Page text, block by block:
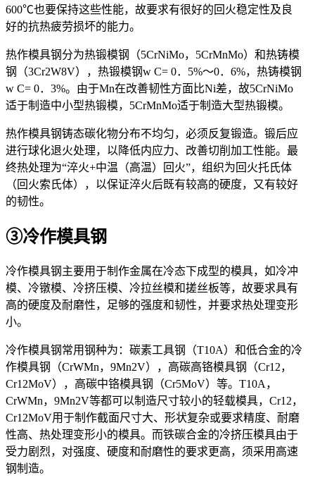
600℃也要保持这些性能，故要求有很好的回火稳定性及良
好的抗热疲劳损坏的能力。
热作模具钢分为热锻模钢（5CrNiMo，5CrMnMo）和热铸模
钢（3Cr2W8V），热锻模钢w C= 0．5%～0．6%，热铸模钢
w C= 0．3%。由于Mn在改善韧性方面比Ni差，故5CrNiMo
适于制造中小型热锻模，5CrMnMo适于制造大型热锻模。
热作模具钢铸态碳化物分布不均匀，必须反复锻造。锻后应
进行球化退火处理，以降低内应力、改善切削加工性能。最
终热处理为“淬火+中温（高温）回火”，组织为回火托氏体
（回火索氏体），以保证淬火后既有较高的硬度，又有较好
的韧性。
③冷作模具钢
冷作模具钢主要用于制作金属在冷态下成型的模具，如冷冲
模、冷镦模、冷挤压模、冷拉丝模和搓丝板等，故要求具有
高的硬度及耐磨性，足够的强度和韧性，并要求热处理变形
小。
冷作模具钢常用钢种为：碳素工具钢（T10A）和低合金的冷
作模具钢（CrWMn，9Mn2V），高碳高铬模具钢（Cr12，
Cr12MoV），高碳中铬模具钢（Cr5MoV）等。T10A，
CrWMn，9Mn2V等都可以制造尺寸较小的轻载模具，Cr12，
Cr12MoV用于制作截面尺寸大、形状复杂或要求精度、耐磨
性高、热处理变形小的模具。而铁碳合金的冷挤压模具由于
受力剧烈，对强度、硬度和耐磨性的要求更高，须采用高速
钢制造。